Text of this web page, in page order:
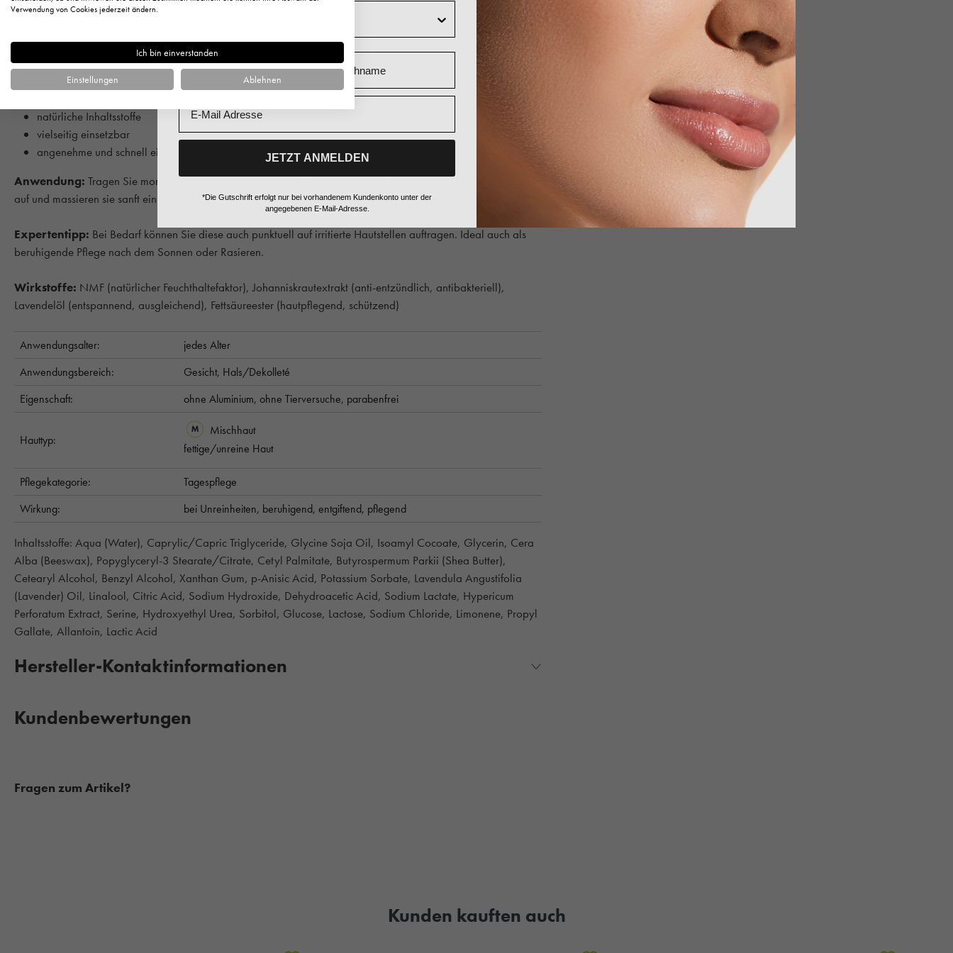
Ihre Vorteile im Überblick:
beruhigt gereizte Haut
natürliche Inhaltsstoffe
vielseitig einsetzbar
angenehme und schnell einziehende Textur
Anwendung: Tragen Sie morgens und/oder abends die Bio Kur Johanniskraut Creme auf die gereinigte Haut
auf und massieren sie sanft ein.
Expertentipp: Bei Bedarf können Sie diese auch punktuell auf irritierte Hautstellen auftragen. Ideal auch als
beruhigende Pflege nach dem Sonnen oder Rasieren.
Wirkstoffe: NMF (natürlicher Feuchthaltefaktor), Johanniskrautextrakt (anti-entzündlich, antibakteriell),
Lavendelöl (entspannend, ausgleichend), Fettsäureester (hautpflegend, schützend)
Anwendungsalter:
jedes Alter
Anwendungsbereich:
Gesicht, Hals/Dekolleté
Eigenschaft:
ohne Aluminium, ohne Tierversuche, parabenfrei
Hauttyp:
Mischhaut
fettige/unreine Haut
Pflegekategorie:
Tagespflege
Wirkung:
bei Unreinheiten, beruhigend, entgiftend, pflegend
Inhaltsstoffe: Aqua (Water), Caprylic/Capric Triglyceride, Glycine Soja Oil, Isoamyl Cocoate, Glycerin, Cera
Alba (Beeswax), Popyglyceryl-3 Stearate/Citrate, Cetyl Palmitate, Butyrospermum Parkii (Shea Butter),
Cetearyl Alcohol, Benzyl Alcohol, Xanthan Gum, p-Anisic Acid, Potassium Sorbate, Lavendula Angustifolia
(Lavender) Oil, Linalool, Citric Acid, Sodium Hydroxide, Dehydroacetic Acid, Sodium Lactate, Hypericum
Perforatum Extract, Serine, Hydroxyethyl Urea, Sorbitol, Glucose, Lactose, Sodium Chloride, Limonene, Propyl
Gallate, Allantoin, Lactic Acid
Hersteller-Kontaktinformationen
Kundenbewertungen
Fragen zum Artikel?
Kunden kauften auch
Verwendung von Cookies jederzeit ändern.
Ich bin einverstanden
Einstellungen Ablehnen
Vorname
JETZT ANMELDEN
*Die Gutschrift erfolgt nur bei vorhandenem Kundenkonto unter der
angegebenen E-Mail-Adresse.